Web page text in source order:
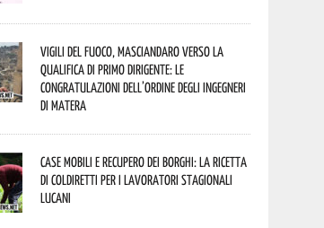
Vigili del Fuoco, Masciandaro verso la
qualifica di Primo Dirigente: le
congratulazioni dell’Ordine degli Ingegneri
di Matera
Case mobili e recupero dei borghi: la ricetta
di Coldiretti per i lavoratori stagionali
lucani